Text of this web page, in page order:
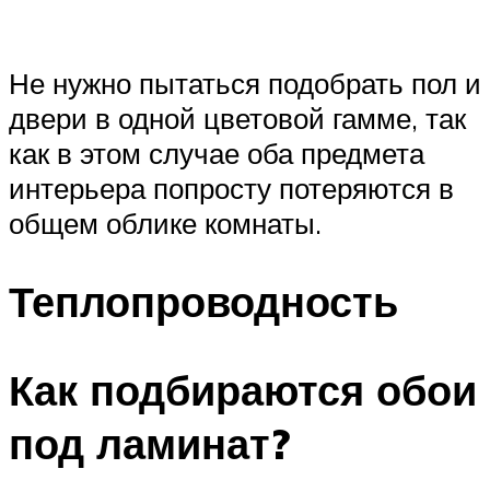
Не нужно пытаться подобрать пол и
двери в одной цветовой гамме, так
как в этом случае оба предмета
интерьера попросту потеряются в
общем облике комнаты.
Теплопроводность
Как подбираются обои
под ламинат?